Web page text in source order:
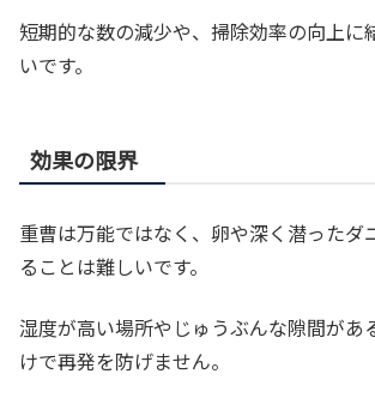
短期的な数の減少や、掃除効率の向上に
いです。
効果の限界
重曹は万能ではなく、卵や深く潜ったダ
ることは難しいです。
湿度が高い場所やじゅうぶんな隙間があ
けで再発を防げません。